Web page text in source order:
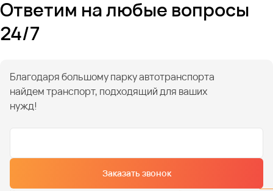
Ответим на любые вопросы
24/7
Благодаря большому парку автотранспорта
найдем транспорт, подходящий для ваших
нужд!
Заказать звонок